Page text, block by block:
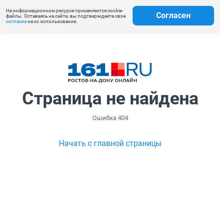
На информационном ресурсе применяются cookie-
файлы. Оставаясь на сайте, вы подтверждаете свое
согласиена их использование.
Согласен
Страница не найдена
Ошибка 404
Начать с главной страницы